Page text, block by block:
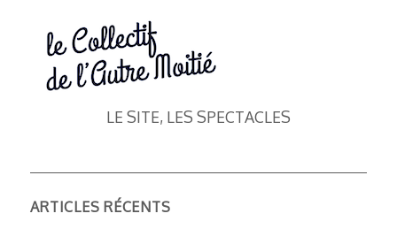
LE SITE, LES SPECTACLES
ARTICLES RÉCENTS